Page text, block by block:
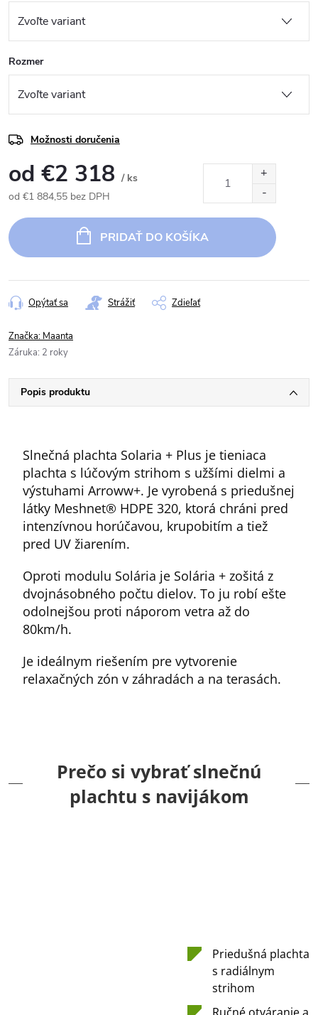
Rozmer
Možnosti doručenia
od €2 318 / ks
od €1 884,55 bez DPH
cena:
PRIDAŤ DO KOŠÍKA
Opýtať sa Strážiť Zdieľať
Značka: Maanta
Záruka: 2 roky
Popis produktu
Slnečná plachta Solaria + Plus je tieniaca
plachta s lúčovým strihom s užšími dielmi a
výstuhami Arroww+. Je vyrobená s priedušnej
látky Meshnet® HDPE 320, ktorá chráni pred
intenzívnou horúčavou, krupobitím a tiež
pred UV žiarením.
Oproti modulu Solária je Solária + zošitá z
dvojnásobného počtu dielov. To ju robí ešte
odolnejšou proti náporom vetra až do
80km/h.
Je ideálnym riešením pre vytvorenie
relaxačných zón v záhradách a na terasách.
Prečo si vybrať slnečnú
plachtu s navijákom
Priedušná plachta
s radiálnym
strihom